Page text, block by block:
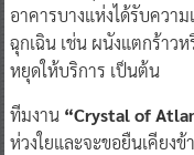
อาคารบางแห่งได้รับควา
ฉุกเฉิน เช่น ผนังแตกร้าว
หยุดให้บริการ เป็นต้น
ทีมงาน “Crystal of
ห่วงใยและจะขอยืนเคียงข้